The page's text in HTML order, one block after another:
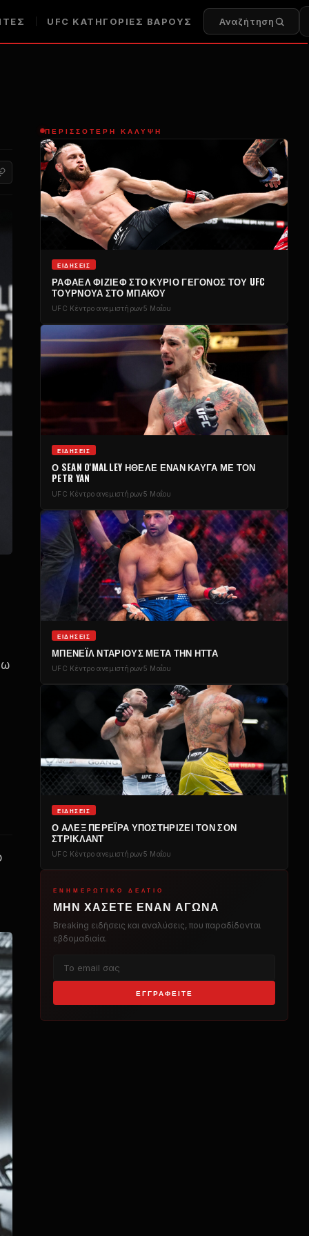
UFC ΚΑΤΗΓΟΡΊΕΣ ΒΆΡΟΥΣ Αναζήτηση
ΠΕΡΙΣΣΌΤΕΡΗ ΚΆΛΥΨΗ
ΕΙΔΉΣΕΙΣ
ΡΑΦΑΈΛ ΦΙΖΊΕΦ ΣΤΟ ΚΎΡΙΟ ΓΕΓΟΝΌΣ ΤΟΥ UFC
ΤΟΥΡΝΟΥΆ ΣΤΟ ΜΠΑΚΟΎ
UFC Κέντρο ανεμιστήρων5 Μαΐου
ΕΙΔΉΣΕΙΣ
Ο SEAN O'MALLEY ΉΘΕΛΕ ΈΝΑΝ ΚΑΥΓΆ ΜΕ ΤΟΝ
PETR YAN
UFC Κέντρο ανεμιστήρων5 Μαΐου
ΕΙΔΉΣΕΙΣ
ΜΠΕΝΕΪ́Λ ΝΤΑΡΙΟΎΣ ΜΕΤΆ ΤΗΝ ΉΤΤΑ
UFC Κέντρο ανεμιστήρων5 Μαΐου
ΕΙΔΉΣΕΙΣ
Ο ΆΛΕΞ ΠΕΡΈΙΡΑ ΥΠΟΣΤΗΡΊΖΕΙ ΤΟΝ ΣΟΝ
ΣΤΡΊΚΛΑΝΤ
UFC Κέντρο ανεμιστήρων5 Μαΐου
ΕΝΗΜΕΡΩΤΙΚΌ ΔΕΛΤΊΟ
ΜΗΝ ΧΆΣΕΤΕ ΈΝΑΝ ΑΓΏΝΑ
Breaking ειδήσεις και αναλύσεις, που παραδίδονται
εβδομαδιαία.
ΕΓΓΡΑΦΕΊΤΕ